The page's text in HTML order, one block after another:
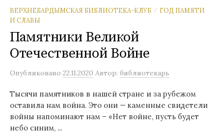
ВЕРХНЕБАРДЫМСКАЯ БИБЛИОТЕКА-КЛУБ / ГОД ПАМЯТИ
И СЛАВЫ
Памятники Великой
Отечественной Войне
Опубликовано 22.11.2020 Автор: библиотекарь
Тысячи памятников в нашей стране и за рубежом
оставила нам война. Это они — каменные свидетели
войны напоминают нам – «Нет войне, пусть будет
небо синим, ...